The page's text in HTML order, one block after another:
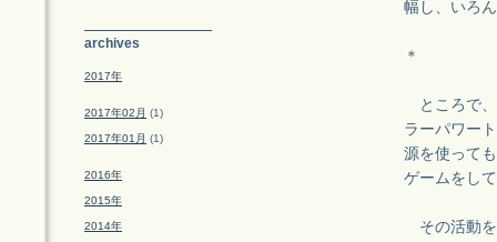
幅し、いろ
＊
ところで、
ラーパワー
源を使って
ゲームをし
その活動を
archives
2017年
2017年02月 (1)
2017年01月 (1)
2016年
2015年
2014年